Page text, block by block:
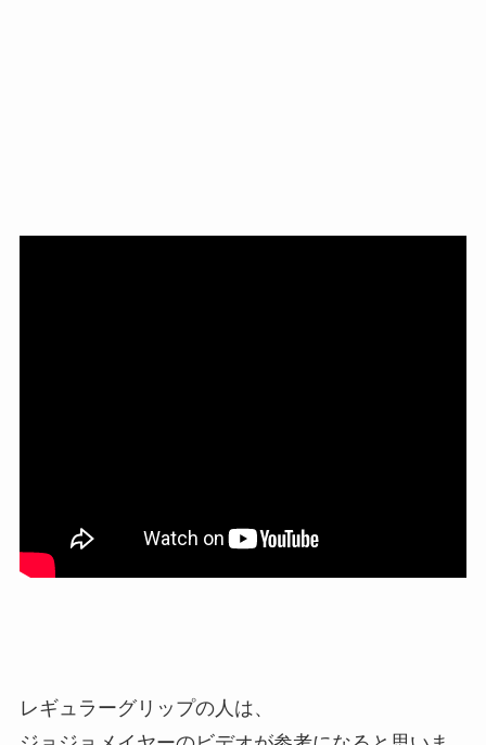
レギュラーグリップの人は、